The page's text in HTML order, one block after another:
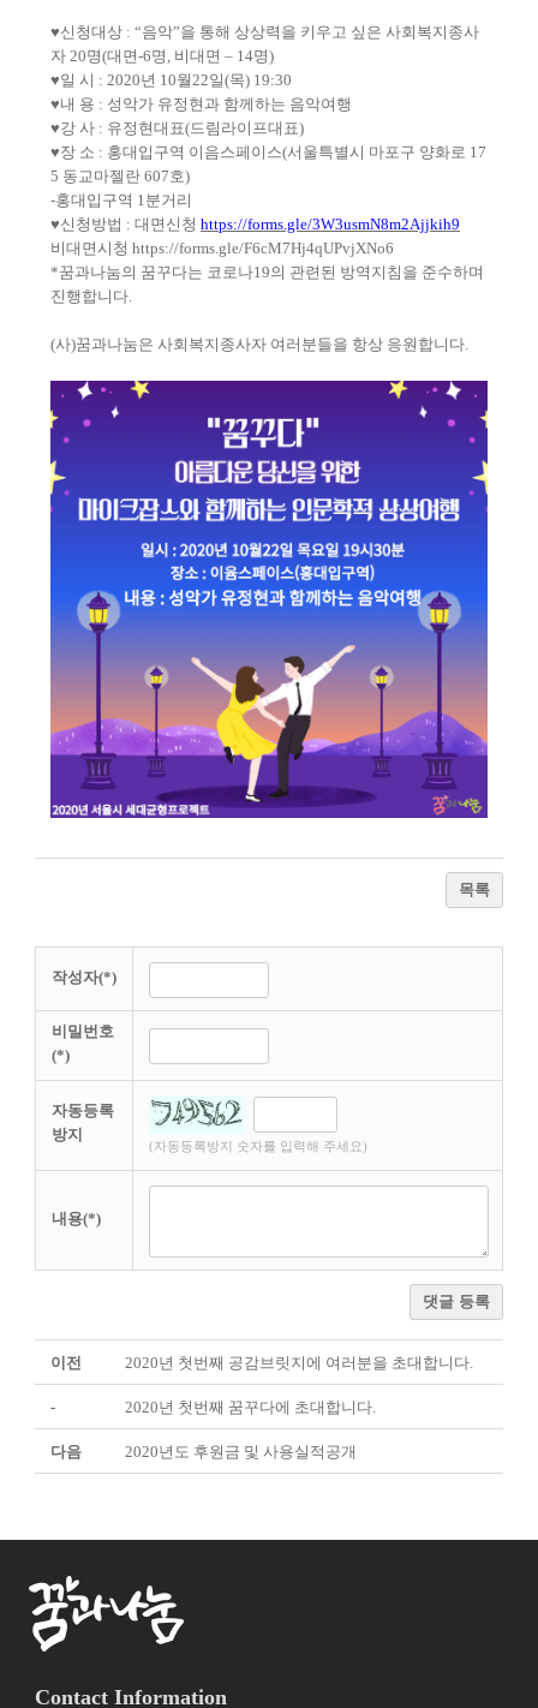
♥신청대상 : “음악”을 통해 상상력을 키우고 싶은 사회복지종사
자 20명(대면-6명 , 비대면 – 14명)
♥일 시 : 2020년 10월22일(목) 19:30
♥내 용 : 성악가 유정현과 함께하는 음악여행
♥강 사 : 유정현대표(드림라이프대표)
♥장 소 : 홍대입구역 이음스페이스(서울특별시 마포구 양화로 17
5 동교마젤란 607호)
-홍대입구역 1분거리
♥신청방법 : 대면신청 https://forms.gle/3W3usmN8m2Ajjkih9
비대면시청 https://forms.gle/F6cM7Hj4qUPvjXNo6
*꿈과나눔의 꿈꾸다는 코로나19의 관련된 방역지침을 준수하며
진행합니다.
(사)꿈과나눔은 사회복지종사자 여러분들을 항상 응원합니다.
목록
작성자(*)
비밀번호
(*)
자동등록
방지
(자동등록방지 숫자를 입력해 주세요)
내용(*)
댓글 등록
이전 2020년 첫번째 공감브릿지에 여러분을 초대합니다.
- 2020년 첫번째 꿈꾸다에 초대합니다.
다음 2020년도 후원금 및 사용실적공개
Contact Information